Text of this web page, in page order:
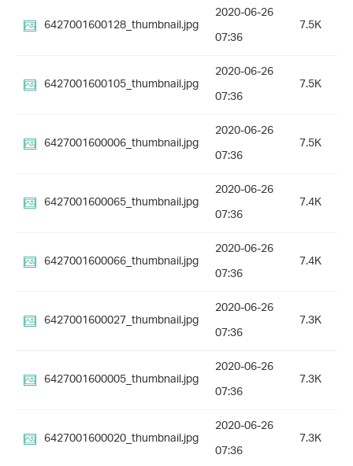
6427001600128_thumbnail.jpg
2020-06-26
07:36
7.5K
6427001600105_thumbnail.jpg
2020-06-26
07:36
7.5K
6427001600006_thumbnail.jpg
2020-06-26
07:36
7.5K
6427001600065_thumbnail.jpg
2020-06-26
07:36
7.4K
6427001600066_thumbnail.jpg
2020-06-26
07:36
7.4K
6427001600027_thumbnail.jpg
2020-06-26
07:36
7.3K
6427001600005_thumbnail.jpg
2020-06-26
07:36
7.3K
6427001600020_thumbnail.jpg
2020-06-26
07:36
7.3K